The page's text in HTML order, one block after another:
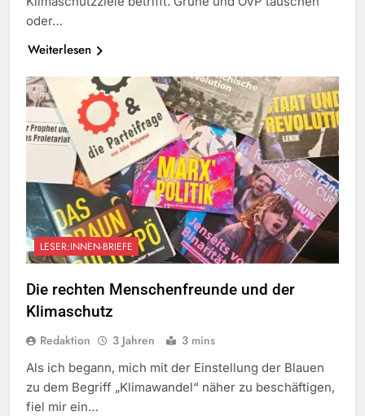
oder…
Weiterlesen
LESER:INNEN-BRIEFE
Die rechten Menschenfreunde und der
Klimaschutz
Redaktion 3 Jahren 3 mins
Als ich begann, mich mit der Einstellung der Blauen
zu dem Begriff „Klimawandel“ näher zu beschäftigen,
fiel mir ein…